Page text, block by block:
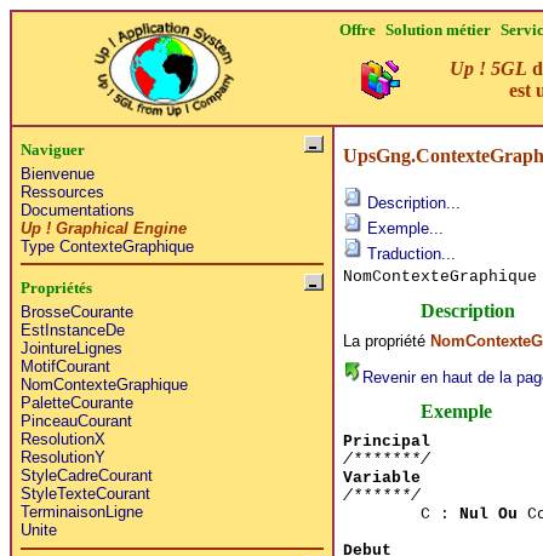
Offre Solution métier
Up ! 5GL
est
Naviguer
Bienvenue
Ressources
Documentations
Up ! Graphical Engine
Type ContexteGraphique
Propriétés
BrosseCourante
EstInstanceDe
JointureLignes
MotifCourant
NomContexteGraphique
PaletteCourante
PinceauCourant
ResolutionX
ResolutionY
StyleCadreCourant
StyleTexteCourant
TerminaisonLigne
Unite
Description...
Exemple...
Traduction...
Description
La propriété
Revenir en haut de la
Exemple
Principal
/*******/
Variable
/******/
C : Nul Ou
Debut